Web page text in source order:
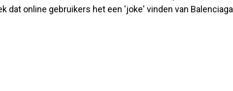
dat online gebruikers het een 'joke' vinden van Balenciaga